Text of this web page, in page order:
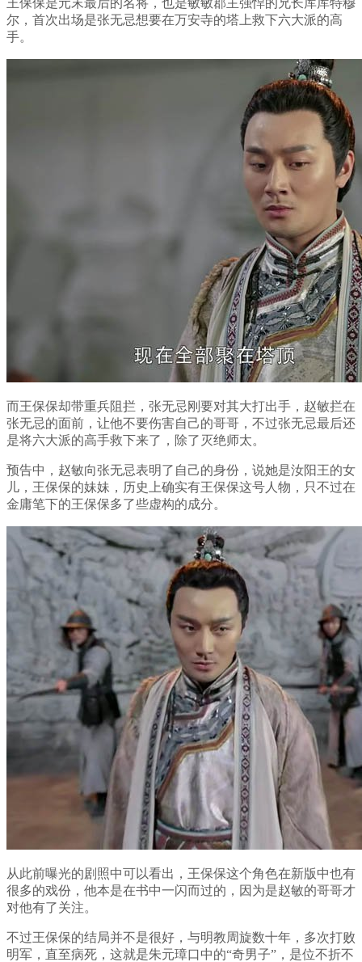
尔，首次出场是张无忌想要在万安寺的塔上救下六大派的高
手。
而王保保却带重兵阻拦，张无忌刚要对其大打出手，赵敏拦在
张无忌的面前，让他不要伤害自己的哥哥，不过张无忌最后还
是将六大派的高手救下来了，除了灭绝师太。
预告中，赵敏向张无忌表明了自己的身份，说她是汝阳王的女
儿，王保保的妹妹，历史上确实有王保保这号人物，只不过在
金庸笔下的王保保多了些虚构的成分。
从此前曝光的剧照中可以看出，王保保这个角色在新版中也有
很多的戏份，他本是在书中一闪而过的，因为是赵敏的哥哥才
对他有了关注。
不过王保保的结局并不是很好，与明教周旋数十年，多次打败
明军，直至病死，这就是朱元璋口中的“奇男子”，是位不折不